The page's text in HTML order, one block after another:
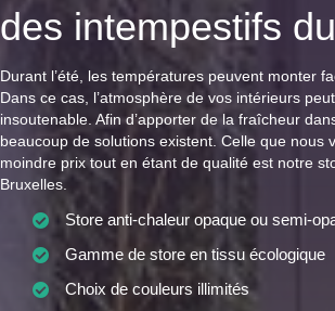
des intempestifs
Durant l’été, les températures peuvent monter
Dans ce cas, l’atmosphère de vos intérieurs
insoutenable. Afin d’apporter de la fraîcheur
beaucoup de solutions existent. Celle que nous
moindre prix tout en étant de qualité est notre
Bruxelles.
Store anti-chaleur opaque ou semi-
Gamme de store en tissu écologique
Choix de couleurs illimités